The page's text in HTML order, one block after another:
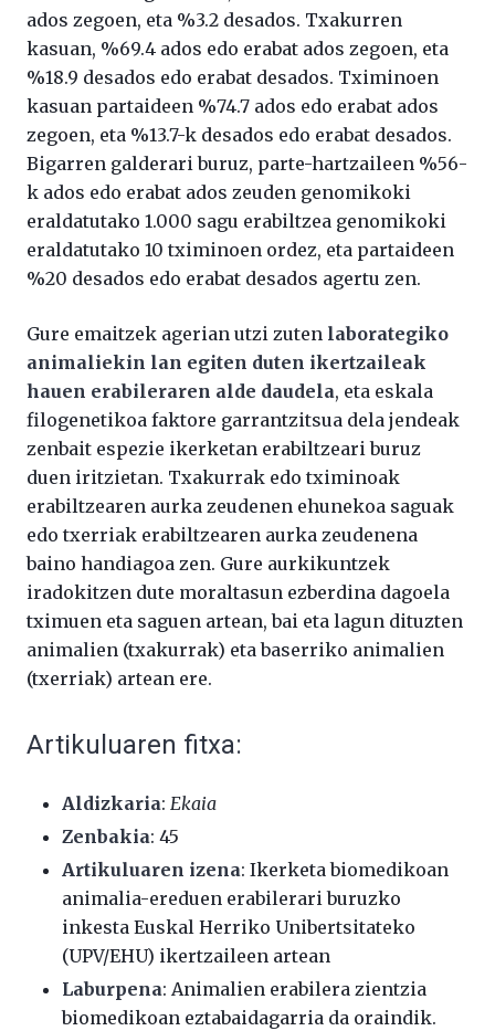
ados zegoen, eta %3.2 desados. Txakurren
kasuan, %69.4 ados edo erabat ados zegoen, eta
%18.9 desados edo erabat desados. Tximinoen
kasuan partaideen %74.7 ados edo erabat ados
zegoen, eta %13.7-k desados edo erabat desados.
Bigarren galderari buruz, parte-hartzaileen %56-
k ados edo erabat ados zeuden genomikoki
eraldatutako 1.000 sagu erabiltzea genomikoki
eraldatutako 10 tximinoen ordez, eta partaideen
%20 desados edo erabat desados agertu zen.
Gure emaitzek agerian utzi zuten laborategiko
animaliekin lan egiten duten ikertzaileak
hauen erabileraren alde daudela, eta eskala
filogenetikoa faktore garrantzitsua dela jendeak
zenbait espezie ikerketan erabiltzeari buruz
duen iritzietan. Txakurrak edo tximinoak
erabiltzearen aurka zeudenen ehunekoa saguak
edo txerriak erabiltzearen aurka zeudenena
baino handiagoa zen. Gure aurkikuntzek
iradokitzen dute moraltasun ezberdina dagoela
tximuen eta saguen artean, bai eta lagun dituzten
animalien (txakurrak) eta baserriko animalien
(txerriak) artean ere.
Artikuluaren fitxa:
Aldizkaria: Ekaia
Zenbakia: 45
Artikuluaren izena: Ikerketa biomedikoan
animalia-ereduen erabilerari buruzko
inkesta Euskal Herriko Unibertsitateko
(UPV/EHU) ikertzaileen artean
Laburpena: Animalien erabilera zientzia
biomedikoan eztabaidagarria da oraindik.